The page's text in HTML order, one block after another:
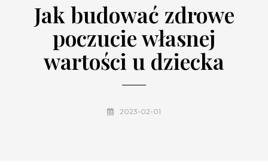
Jak budować zdrowe
poczucie własnej
wartości u dziecka
2023-02-01